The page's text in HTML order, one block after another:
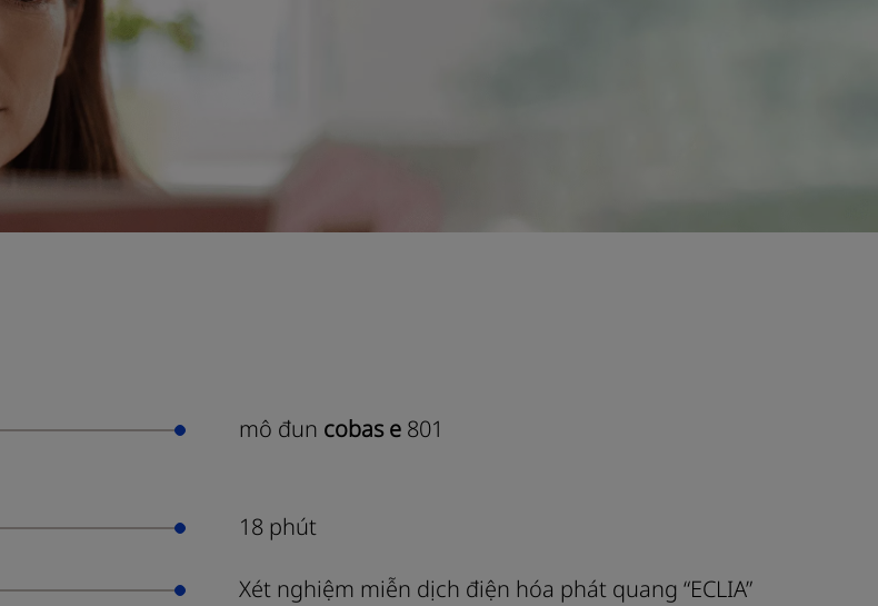
mô đun cobas e801
18 phút
Xét nghiệm miễn dịch điện hóa phát quang “ECLIA”